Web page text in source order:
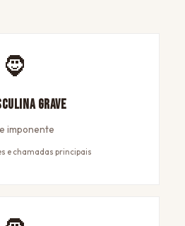
🧔
Grave
imponente
e chamadas principais